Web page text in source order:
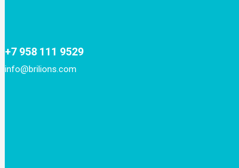
+7 958 111 9529
info@brilions.com